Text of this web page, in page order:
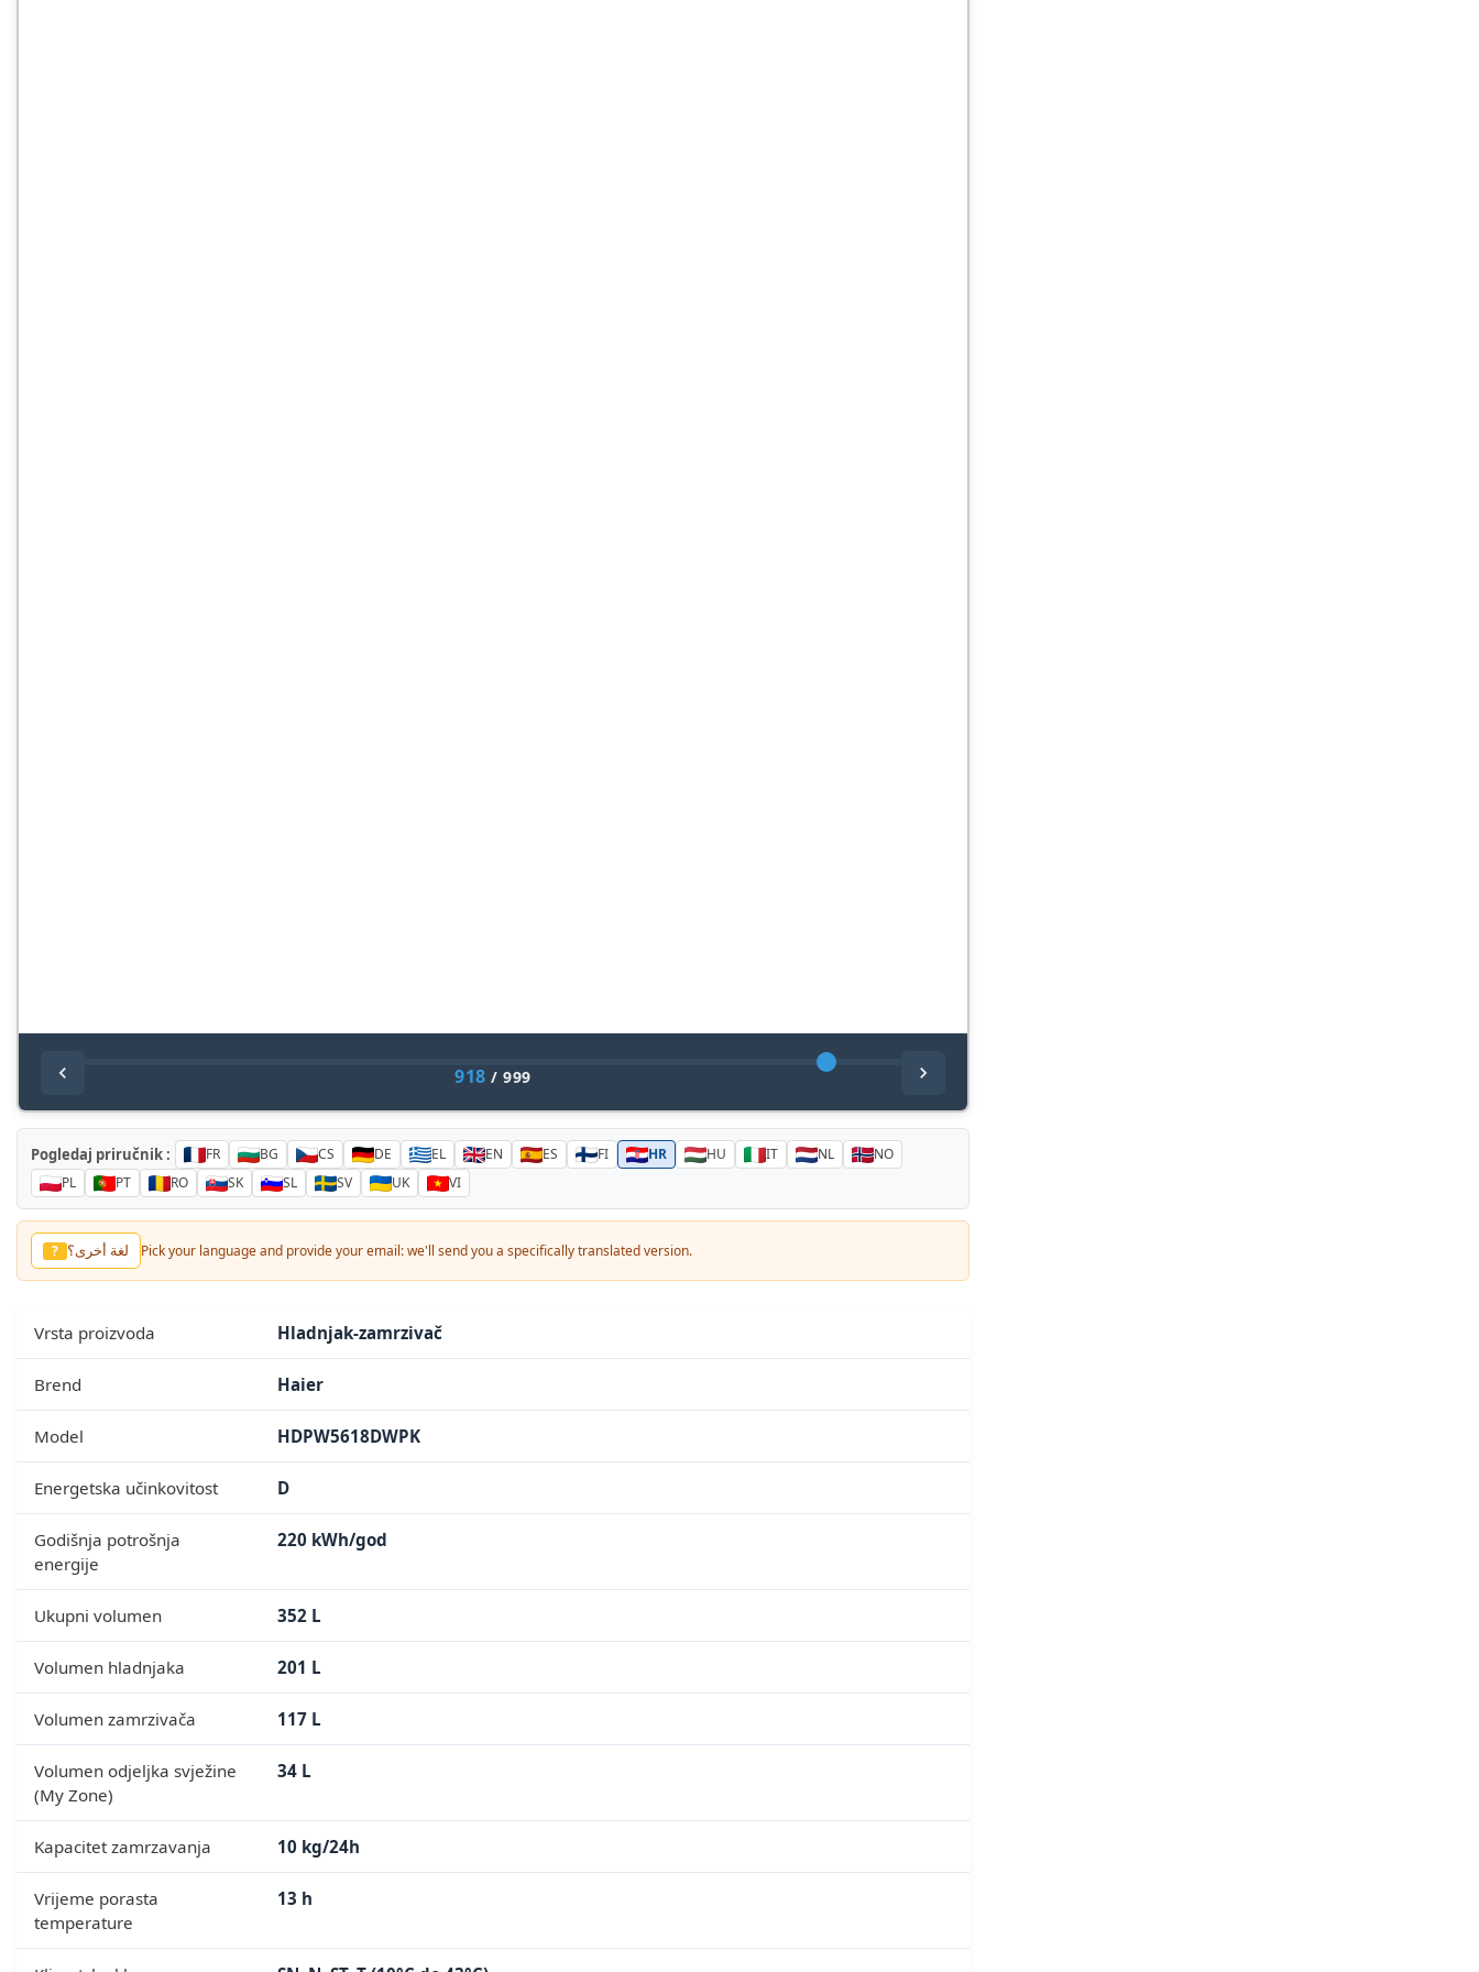
918 /999
Pogledaj priručnik : FR BG CS DE EL EN ES FI HR HU IT NL
NO
PL
PT RO SK SL SV UK VI
? لغة أخرى؟ Pick your language and provide your email: we'll send you a specifically translated version.
Vrsta proizvoda Hladnjak-zamrzivač
Brend Haier
Model HDPW5618DWPK
Energetska učinkovitost D
Godišnja potrošnja
energije
220 kWh/god
Ukupni volumen 352 L
Volumen hladnjaka 201 L
Volumen zamrzivača 117 L
Volumen odjeljka svježine
(My Zone)
34 L
Kapacitet zamrzavanja 10 kg/24h
Vrijeme porasta
temperature
13 h